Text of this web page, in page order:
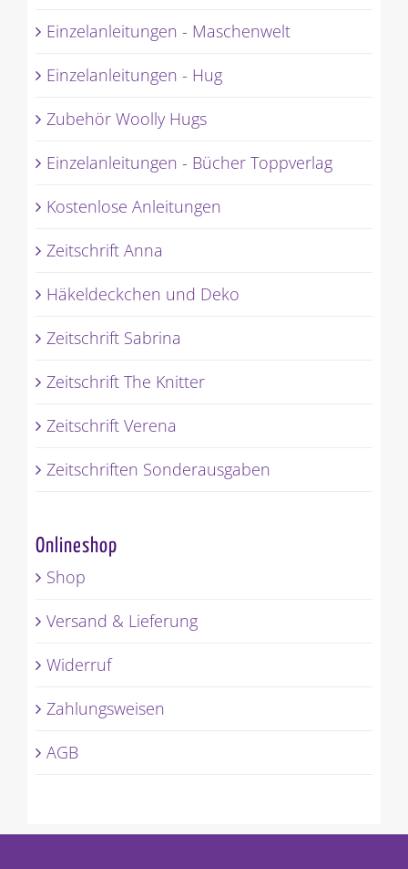
Einzelanleitungen - Maschenwelt
Einzelanleitungen - Hug
Zubehör Woolly Hugs
Einzelanleitungen - Bücher Toppverlag
Kostenlose Anleitungen
Zeitschrift Anna
Häkeldeckchen und Deko
Zeitschrift Sabrina
Zeitschrift The Knitter
Zeitschrift Verena
Zeitschriften Sonderausgaben
Onlineshop
Shop
Versand & Lieferung
Widerruf
Zahlungsweisen
AGB